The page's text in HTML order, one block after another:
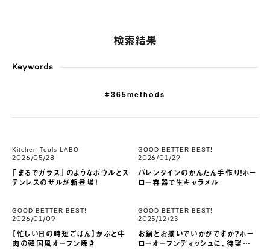
検索結果
Keywords
#365methods
Kitchen Tools LABO
2026/05/28
「まるでガラス」のようなボウルとス
テンレスのザルが新登場！
GOOD BETTER BEST!
2026/01/29
バレンタインのかんたん手作り！ホー
ロー容器で生キャラメル
GOOD BETTER BEST!
2026/01/09
【忙しい日の時短ごはん】かぶと牛
肉の韓国風オーブン焼き
GOOD BETTER BEST!
2025/12/23
お鍋とお揃いでいかがですか？ホー
ローオーブンディッシュに、待望の